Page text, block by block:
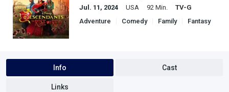
Jul. 11, 2024 USA 92 Min.
TV-G
Adventure
Comedy Family Fantasy
Info Cast
Links